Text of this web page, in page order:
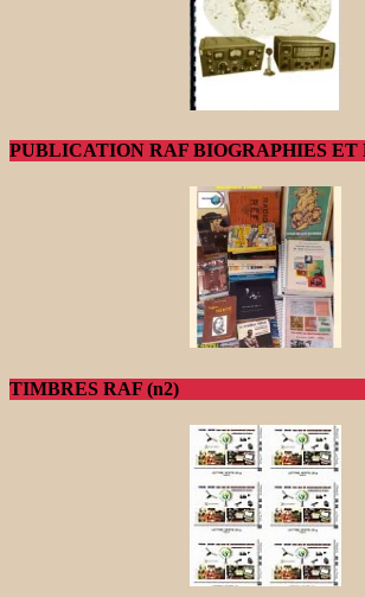
PUBLICATION RAF BIOGRAPHIES ET
TIMBRES RAF (n2)